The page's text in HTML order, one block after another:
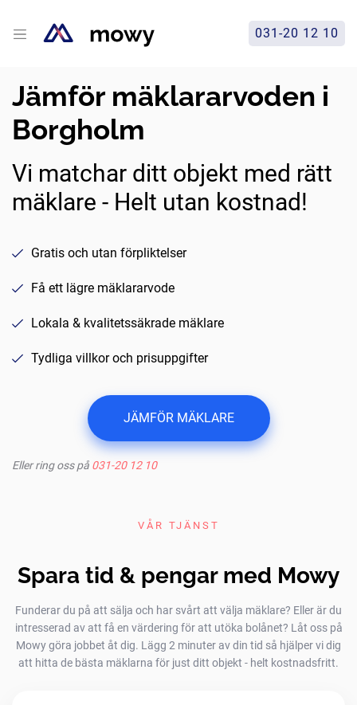
031-20 12 10
Jämför mäklararvoden i
Borgholm
Vi matchar ditt objekt med rätt
mäklare - Helt utan kostnad!
Gratis och utan förpliktelser
Få ett lägre mäklararvode
Lokala & kvalitetssäkrade mäklare
Tydliga villkor och prisuppgifter
JÄMFÖR MÄKLARE
Eller ring oss på 031-20 12 10
VÅR TJÄNST
Spara tid & pengar med Mowy
Funderar du på att sälja och har svårt att välja mäklare? Eller är du
intresserad av att få en värdering för att utöka bolånet? Låt oss på
Mowy göra jobbet åt dig. Lägg 2 minuter av din tid så hjälper vi dig
att hitta de bästa mäklarna för just ditt objekt - helt kostnadsfritt.